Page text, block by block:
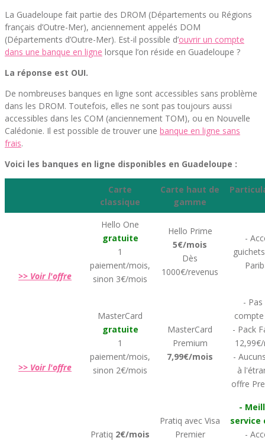
La Guadeloupe fait partie des DROM (Départements ou Régions
français d’Outre-Mer), anciennement appelés DOM
(Départements d’Outre-Mer). Est-il possible d’ouvrir un compte
dans une banque en ligne lorsque l’on réside en Guadeloupe ?
La réponse est OUI.
De nombreuses banques en ligne sont accessibles sans problème
dans les DROM. Toutefois, elles ne sont pas toujours aussi
accessibles dans les COM (anciennement TOM), ou en Nouvelle
Calédonie. Il est possible de trouver une banque en ligne sans
frais.
Voici les banques en ligne disponibles en Guadeloupe :
Carte
classique
Carte haut de
gamme
>> Voir l'offre
Hello One
gratuite
1
paiement/mois,
sinon 3€/mois
Hello Prime
5€/mois
Dès
1000€/revenus
-
>> Voir l'offre
MasterCard
gratuite
1
paiement/mois,
sinon 2€/mois
MasterCard
Premium
7,99€/mois
- Pas
- Pack
-
à
offre
Pratiq 2€/mois
Pratiq avec Visa
Premier
-
service
-